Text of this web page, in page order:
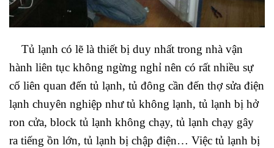
Tủ lạnh có lẽ là thiết bị duy nhất trong nhà vận
hành liên tục không ngừng nghỉ nên có rất nhiều sự
cố liên quan đến tủ lạnh, tủ đông cần đến thợ sửa điện
lạnh chuyên nghiệp như tủ không lạnh, tủ lạnh bị hở
ron cửa, block tủ lạnh không chạy, tủ lạnh chạy gây
ra tiếng ồn lớn, tủ lạnh bị chập điện… Việc tủ lạnh bị